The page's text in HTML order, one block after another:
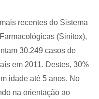
recentes do Sistema
(Sinitox),
30.249 casos de
em 2011. Destes, 30%
idade até 5 anos. No
na orientação ao